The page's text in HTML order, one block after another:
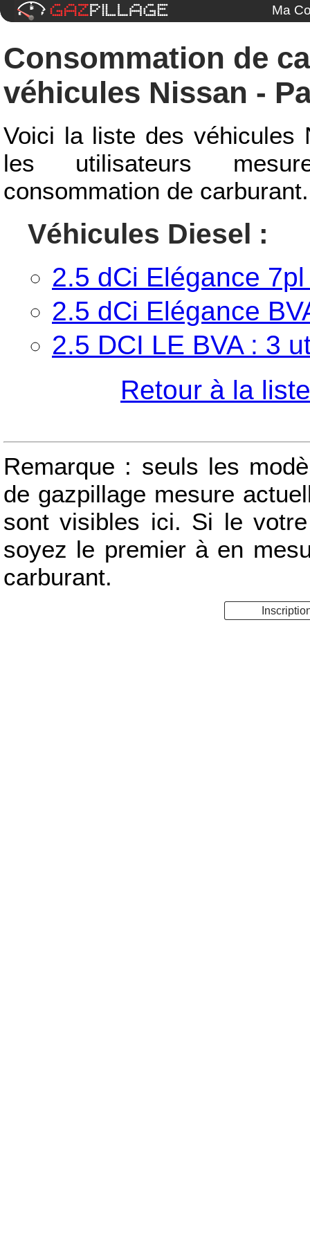
Ma
Consommation de
véhicules Nissan -
Voici la liste des véhicules
les utilisateurs
consommation de carburant.
Véhicules Diesel :
2.5 dCi Elégance
2.5 dCi Elégance
2.5 DCI LE BVA : 3
Retour à la
Remarque : seuls les
de gazpillage mesure
sont visibles ici. Si le
soyez le premier à en
carburant.